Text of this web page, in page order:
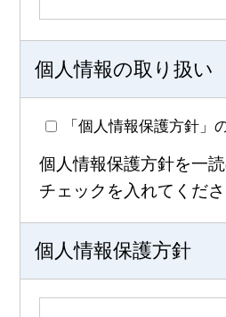
個人情報の取り扱い
「個人情報保護方針」
個人情報保護方針を一
チェックを入れてくだ
個人情報保護方針